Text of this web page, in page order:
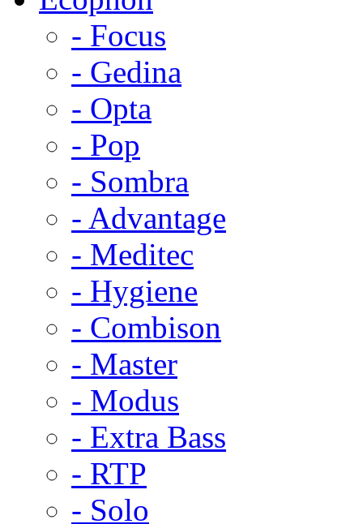
- Focus
- Gedina
- Opta
- Pop
- Sombra
- Advantage
- Meditec
- Hygiene
- Combison
- Master
- Modus
- Extra Bass
- RTP
- Solo